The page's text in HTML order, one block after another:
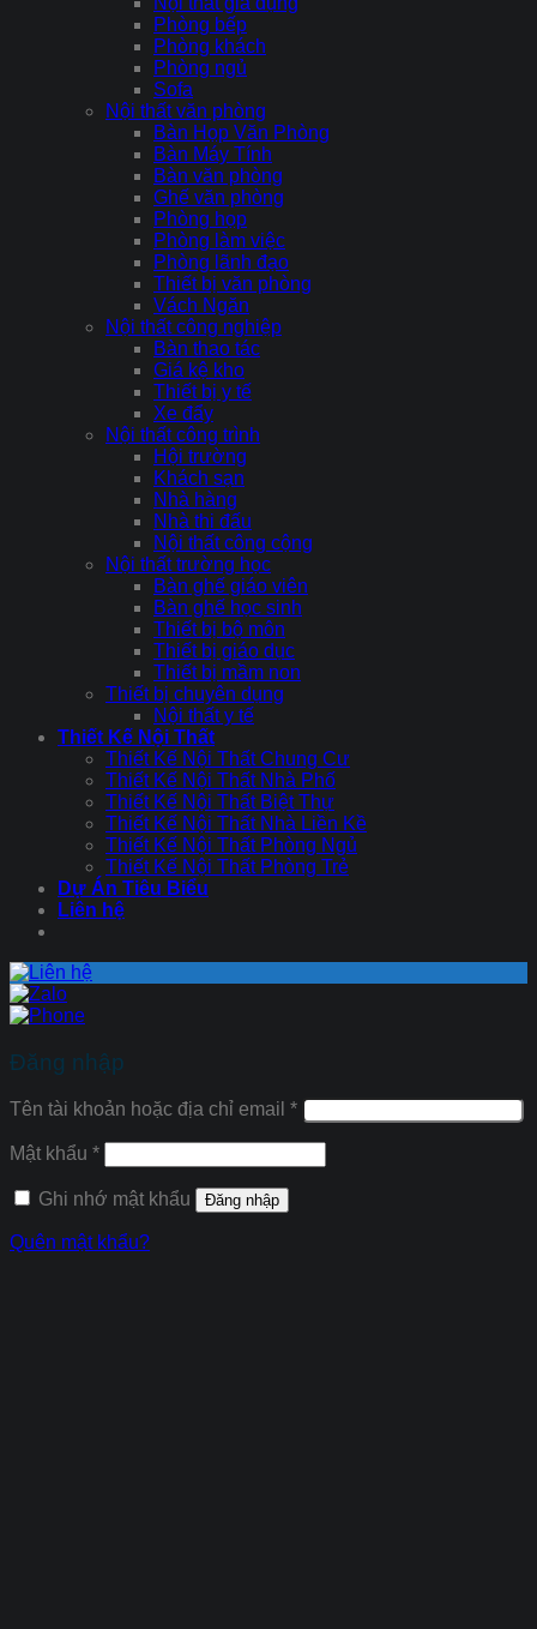
Phòng bếp
Phòng khách
Phòng ngủ
Sofa
Nội thất văn phòng
Bàn Họp Văn Phòng
Bàn Máy Tính
Bàn văn phòng
Ghế văn phòng
Phòng họp
Phòng làm việc
Phòng lãnh đạo
Thiết bị văn phòng
Vách Ngăn
Nội thất công nghiệp
Bàn thao tác
Giá kệ kho
Thiết bị y tế
Xe đẩy
Nội thất công trình
Hội trường
Khách sạn
Nhà hàng
Nhà thi đấu
Nội thất công cộng
Nội thất trường học
Bàn ghế giáo viên
Bàn ghế học sinh
Thiết bị bộ môn
Thiết bị giáo dục
Thiết bị mầm non
Thiết bị chuyên dụng
Nội thất y tế
Thiết Kế Nội Thất
Thiết Kế Nội Thất Chung Cư
Thiết Kế Nội Thất Nhà Phố
Thiết Kế Nội Thất Biệt Thự
Thiết Kế Nội Thất Nhà Liền Kề
Thiết Kế Nội Thất Phòng Ngủ
Thiết Kế Nội Thất Phòng Trẻ
Dự Án Tiêu Biểu
Liên hệ
Đăng nhập
Tên tài khoản hoặc địa chỉ email *
Mật khẩu *
Ghi nhớ mật khẩu Đăng nhập
Quên mật khẩu?